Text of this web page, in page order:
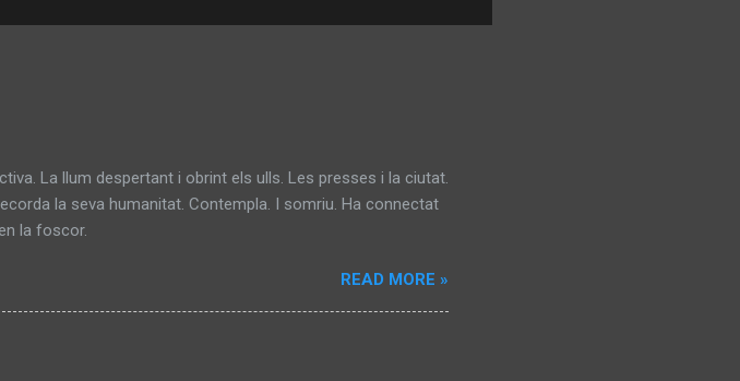
despertant i obrint els ulls. Les presses i la ciutat.
la seva humanitat. Contempla. I somriu. Ha connectat
capbussar-se en la foscor.
READ MORE »